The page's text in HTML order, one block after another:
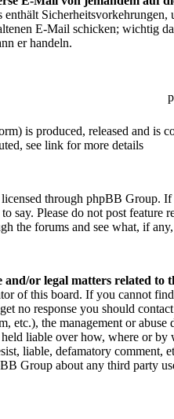
E-Mail schicken; wichtig
er handeln.
is produced, released and is
see link for more details
through phpBB Group.
say. Please do not post feature
the forums and see what, if
or legal matters related to
of this board. If you cannot
no response you should
etc.), the management or
liable over how, where or
liable, defamatory
Group about any third party